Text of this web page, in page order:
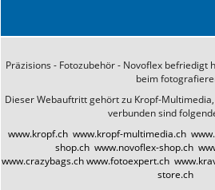
Präzisions - Fotozubehör - Novoflex befriedigt
beim
Dieser Webauftritt gehört zu Kropf-
verbunden sind
www.kropf.ch www.kropf-multimedia.ch
shop.ch www.novoflex-shop.ch
www.crazybags.chwww.fotoexpert.ch
store.ch